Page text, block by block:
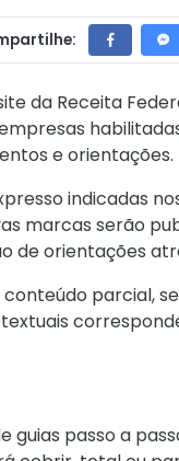
da Receita
e orientações.
indicadas
marcas serão
orientações
parcial,
passo a